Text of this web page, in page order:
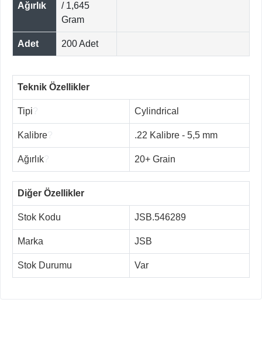
Ağırlık
/ 1,645
Gram
Adet 200 Adet
Teknik Özellikler
Tipi Cylindrical
Kalibre .22 Kalibre - 5,5 mm
Ağırlık 20+ Grain
Diğer Özellikler
Stok Kodu JSB.546289
Marka JSB
Stok Durumu Var